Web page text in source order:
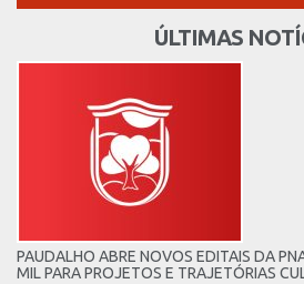
ÚLTIMAS
PAUDALHO ABRE NOVOS EDITAIS DA
MIL PARA PROJETOS E TRAJETÓRIAS